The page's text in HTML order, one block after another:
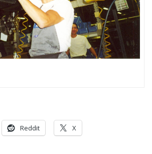
Reddit X